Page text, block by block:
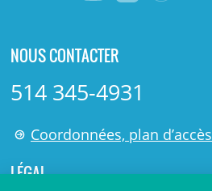
NOUS CONTACTER
514 345-4931
Coordonnées, plan d’accès
LÉGAL